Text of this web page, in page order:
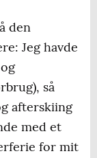
den
Jeg havde
så
afterskiing
med et
for mit